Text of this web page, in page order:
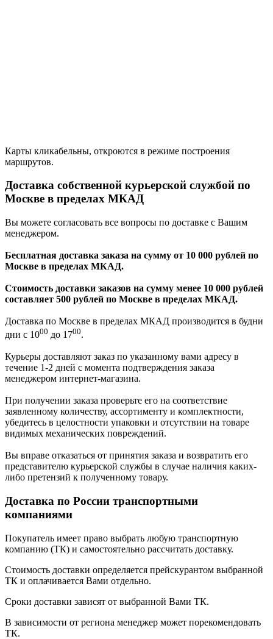
Карты кликабельны, откроются в режиме построения
маршрутов.
Доставка собственной курьерской службой по
Москве в пределах МКАД
Вы можете согласовать все вопросы по доставке с Вашим
менеджером.
Бесплатная доставка заказа на сумму от 10 000 рублей по
Москве в пределах МКАД.
Стоимость доставки заказов на сумму менее 10 000 рублей
составляет 500 рублей по Москве в пределах МКАД.
Доставка по Москве в пределах МКАД производится в будни
дни с 1000 до 1700.
Курьеры доставляют заказ по указанному вами адресу в
течение 1-2 дней с момента подтверждения заказа
менеджером интернет-магазина.
При получении заказа проверьте его на соответствие
заявленному количеству, ассортименту и комплектности,
убедитесь в целостности упаковки и отсутствии на товаре
видимых механических повреждений.
Вы вправе отказаться от принятия заказа и возвратить его
представителю курьерской службы в случае наличия каких-
либо претензий к полученному товару.
Доставка по России транспортными
компаниями
Покупатель имеет право выбрать любую транспортную
компанию (ТК) и самостоятельно рассчитать доставку.
Стоимость доставки определяется прейскурантом выбранной
ТК и оплачивается Вами отдельно.
Сроки доставки зависят от выбранной Вами ТК.
В зависимости от региона менеджер может порекомендовать
ТК.